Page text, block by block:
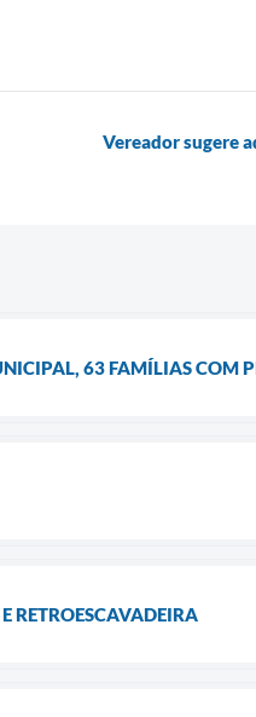
Vereador sugere
63 FAMÍLIAS COM
RETROESCAVADEIRA